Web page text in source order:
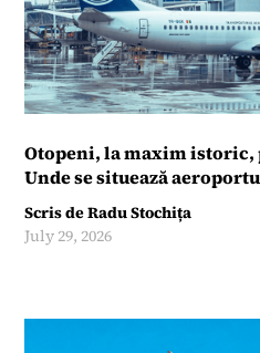
Otopeni, la maxim istoric,
Unde se situează
Scris deRadu Stochița
July 29, 2026